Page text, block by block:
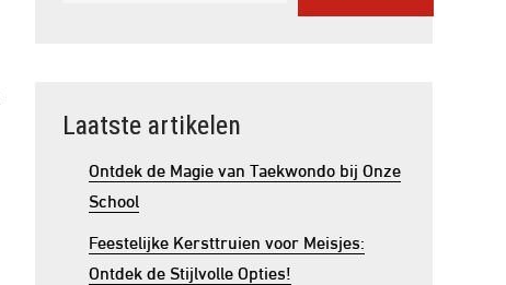
Laatste artikelen
Ontdek de Magie van Taekwondo bij Onze
School
Feestelijke Kersttruien voor Meisjes:
Ontdek de Stijlvolle Opties!